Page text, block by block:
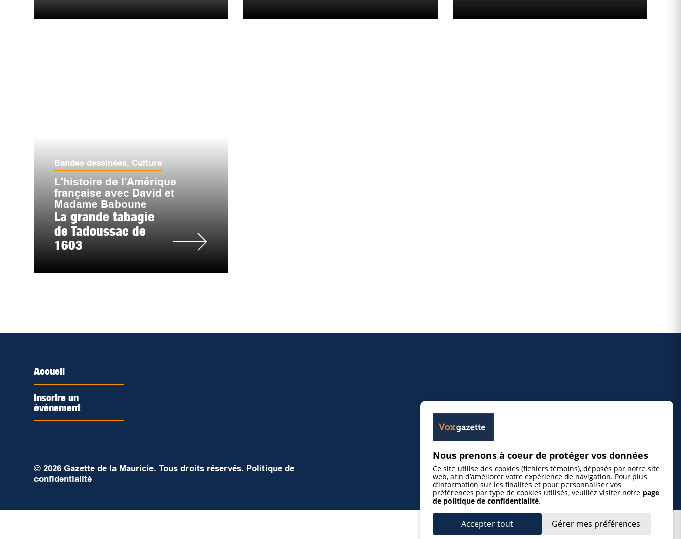
Bandes dessinées, Culture
L'histoire de l'Amérique
française avec David et
Madame Baboune
La grande tabagie
de Tadoussac de
1603
Accueil
Inscrire un
événement
© 2026 Gazette de la Mauricie. Tous droits réservés. Politique de
confidentialité
Nous prenons à coeur de protéger vos données
Ce site utilise des cookies (fichiers témoins), déposés par notre site
web, afin d’améliorer votre expérience de navigation. Pour plus
d’information sur les finalités et pour personnaliser vos
préférences par type de cookies utilisés, veuillez visiter notre page
de politique de confidentialité.
Accepter tout Gérer mes préférences